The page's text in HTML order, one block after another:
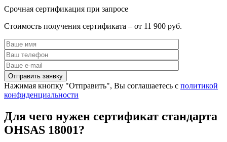
Срочная сертификация при запросе
Стоимость получения сертификата – от 11 900 руб.
Нажимая кнопку "Отправить", Вы соглашаетесь с политикой
конфиденциальности
Для чего нужен сертификат стандарта
OHSAS 18001?